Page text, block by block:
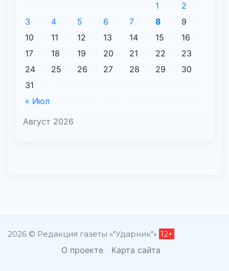
Август 2026
« Июл
1
2
3
4 5 6 7 8
9
10
11 12 13 14 15
16
17
18 19 20 21 22
23
24
25 26 27 28 29
30
31
2026 © Редакция газеты «"Ударник"» 12+
О проекте Карта сайта